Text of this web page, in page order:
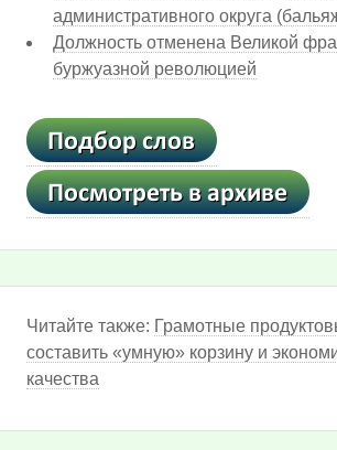
административного округа
Должность отменена Великой
буржуазной революцией
Читайте также: Грамотные
составить «умную» корзину и
качества